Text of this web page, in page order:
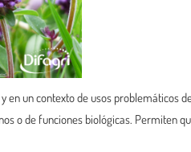
en un contexto de usos
o de funciones biológicas. Permiten